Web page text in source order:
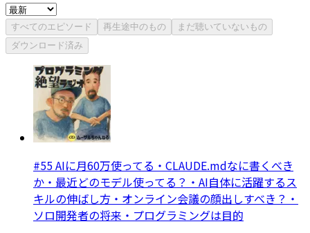
すべてのエピソード 再生途中のもの
まだ聴いていないもの
ダウンロード済み
#55 AIに月60万使ってる・CLAUDE.mdなに書くべき
か・最近どのモデル使ってる？・AI自体に活躍するス
キルの伸ばし方・オンライン会議の顔出しすべき？・
ソロ開発者の将来・プログラミングは目的